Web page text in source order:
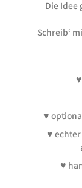
Die Idee
Schreib‘
♥
♥
♥